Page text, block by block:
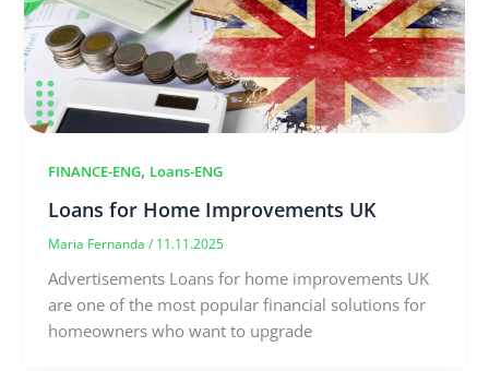
FINANCE-ENG, Loans-ENG
Loans for Home Improvements UK
Maria Fernanda/ 11.11.2025
Advertisements Loans for home improvements UK
are one of the most popular financial solutions for
homeowners who want to upgrade